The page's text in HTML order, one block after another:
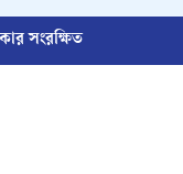
সংরক্ষিত